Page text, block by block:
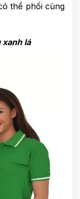
thể phối cùng
lá